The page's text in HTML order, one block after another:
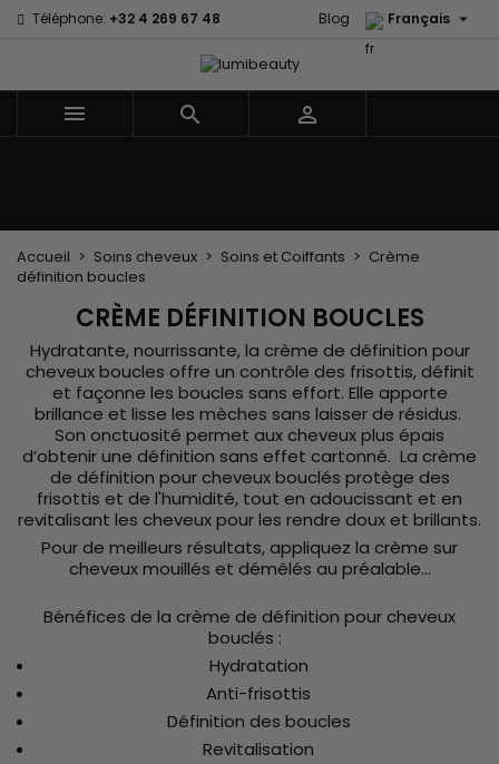
Téléphone: +32 4 269 67 48 Français 
Blog
  
Accueil Soins cheveux Soins et Coiffants
Crème
définition boucles
CRÈME DÉFINITION BOUCLES
Hydratante, nourrissante, la crème de définition pour
cheveux boucles offre un contrôle des frisottis, définit
et façonne les boucles sans effort. Elle apporte
brillance et lisse les mèches sans laisser de résidus.
Son onctuosité permet aux cheveux plus épais
d’obtenir une définition sans effet cartonné. La crème
de définition pour cheveux bouclés protège des
frisottis et de l'humidité, tout en adoucissant et en
revitalisant les cheveux pour les rendre doux et brillants.
Pour de meilleurs résultats, appliquez la crème sur
cheveux mouillés et démêlés au préalable...
Bénéfices de la crème de définition pour cheveux
bouclés :
Hydratation
Anti-frisottis
Définition des boucles
Revitalisation